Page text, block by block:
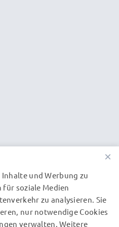
Digitalkameras
Leistung -
1000 Ladezyklen
,
und hohe Temperaturen -
Tests - Jede der
Einbau getestet
CELLONIC bieten eine
einem günstigen Preis.
×
und Werbung zu
soziale Medien
zu analysieren. Sie
nur notwendige Cookies
verwalten. Weitere